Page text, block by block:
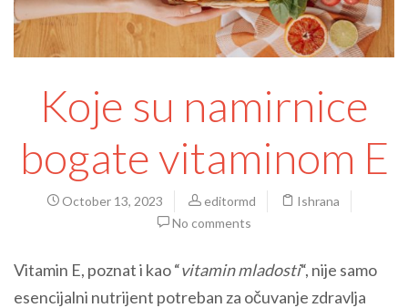
Koje su namirnice
bogate vitaminom E
October 13, 2023 editormd
Ishrana
No comments
Vitamin E, poznat i kao “vitamin mladosti“, nije samo
esencijalni nutrijent potreban za očuvanje zdravlja